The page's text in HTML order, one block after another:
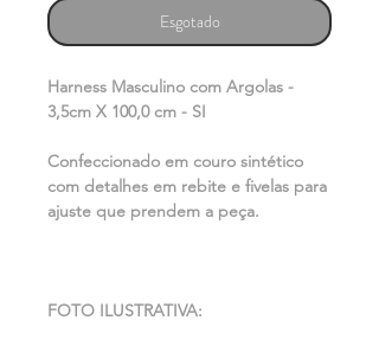
Esgotado
Harness Masculino com Argolas -
3,5cm X 100,0 cm - SI
Confeccionado em couro sintético
com detalhes em rebite e fivelas para
ajuste que prendem a peça.
FOTO ILUSTRATIVA: